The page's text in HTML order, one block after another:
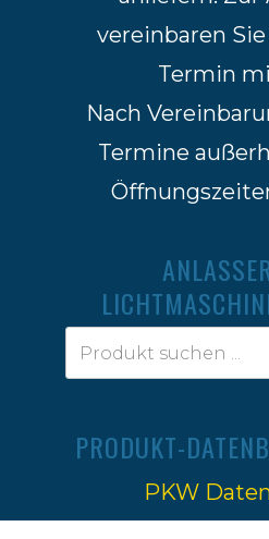
vereinbaren
Termin
Nach
Termine
PRODUKT-
PKW